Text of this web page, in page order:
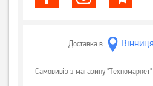
Доставка в
Самовивіз з магазину "Техномаркет"